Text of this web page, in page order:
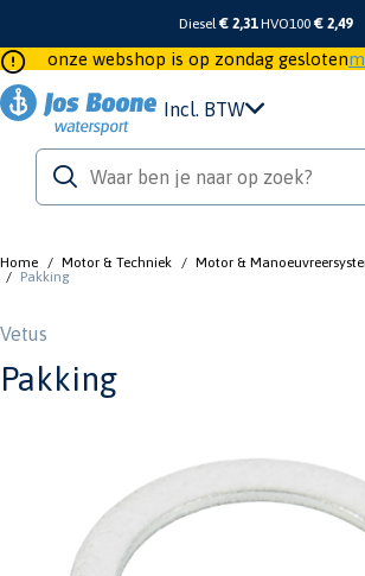
Diesel€ 2,31 HVO100 € 2,49
onze webshop is op zondag gesloten
Incl. BTW
Home / Motor & Techniek / Motor &
/ Pakking
Vetus
Pakking